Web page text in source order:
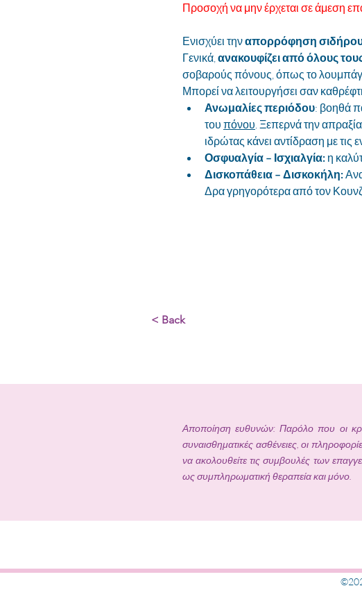
Προσοχή να μην έρχεται σε άμεση
Ενισχύει την απορρόφηση
Γενικά, ανακουφίζει από όλους
σοβαρούς πόνους, όπως το
Μπορεί να λειτουργήσει σαν
Ανωμαλίες περιόδου: βοηθά
του πόνου. Ξεπερνά την
ιδρώτας κάνει αντίδραση με τις
Οσφυαλγία – Ισχιαλγία: η
Δισκοπάθεια – Δισκοκήλη:
Δρα γρηγορότερα από τον
< Back
Αποποίηση ευθυνών: Παρόλο που οι
συναισθηματικές ασθένειες, οι
να ακολουθείτε τις συμβουλές των
ως συμπληρωματική θεραπεία και μόνο.
ΜΑΡΙΑΝΝΑ ΜΑΡΚΟΥ